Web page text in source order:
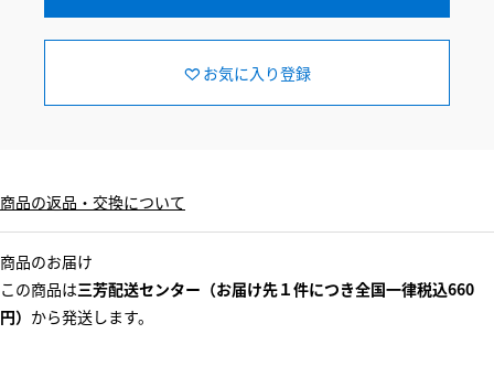
お気に入り登録
商品の返品・交換について
商品のお届け
この商品は三芳配送センター（お届け先１件につき全国一律税込660
円） から発送します。